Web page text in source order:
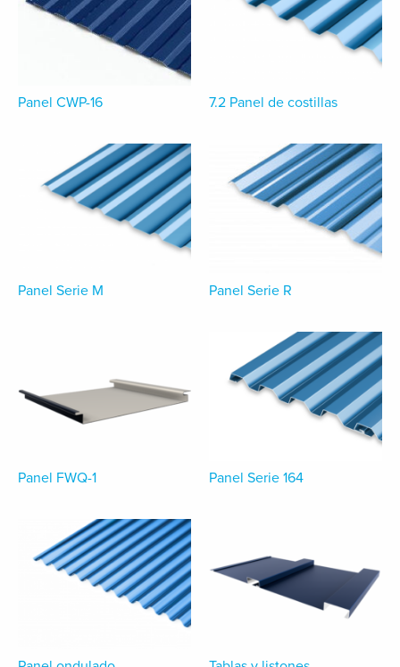
Panel CWP-16 7.2 Panel de costillas
Panel Serie M Panel Serie R
Panel FWQ-1 Panel Serie 164